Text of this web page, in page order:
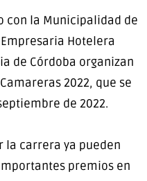
con la Municipalidad de
Hotelera
de Córdoba organizan
2022, que se
de 2022.
la carrera ya pueden
premios en